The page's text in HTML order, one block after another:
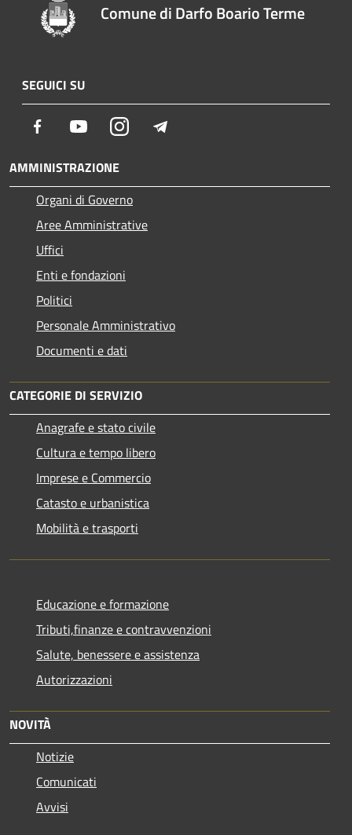
Comune di Darfo Boario Terme
SEGUICI SU
Facebook YoutubeInstagram
AMMINISTRAZIONE
Organi di Governo
Aree Amministrative
Uffici
Enti e fondazioni
Politici
Personale Amministrativo
Documenti e dati
CATEGORIE DI SERVIZIO
Anagrafe e stato civile
Cultura e tempo libero
Imprese e Commercio
Catasto e urbanistica
Mobilità e trasporti
Educazione e formazione
Tributi,finanze e contravvenzioni
Salute, benessere e assistenza
Autorizzazioni
NOVITÀ
Notizie
Comunicati
Avvisi